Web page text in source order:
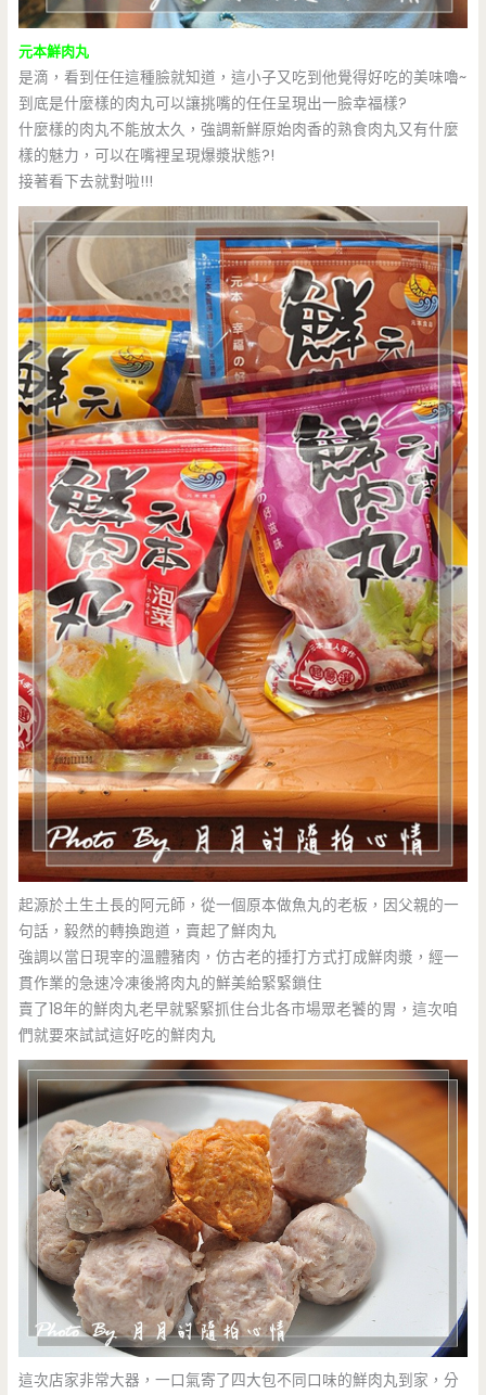
元本鮮肉丸
是滴，看到任任這種臉就知道，這小子又吃到他覺得好吃的美味嚕~
到底是什麼樣的肉丸可以讓挑嘴的任任呈現出一臉幸福樣?
什麼樣的肉丸不能放太久，強調新鮮原始肉香的熟食肉丸又有什麼
樣的魅力，可以在嘴裡呈現爆漿狀態?!
接著看下去就對啦!!!
起源於土生土長的阿元師，從一個原本做魚丸的老板，因父親的一
句話，毅然的轉換跑道，賣起了鮮肉丸
強調以當日現宰的溫體豬肉，仿古老的捶打方式打成鮮肉漿，經一
貫作業的急速冷凍後將肉丸的鮮美給緊緊鎖住
賣了18年的鮮肉丸老早就緊緊抓住台北各市場眾老饕的胃，這次咱
們就要來試試這好吃的鮮肉丸
這次店家非常大器，一口氣寄了四大包不同口味的鮮肉丸到家，分